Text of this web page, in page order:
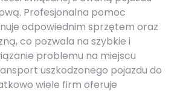
Profesjonalna pomoc
odpowiednim sprzętem oraz
co pozwala na szybkie i
problemu na miejscu
uszkodzonego pojazdu do
wiele firm oferuje